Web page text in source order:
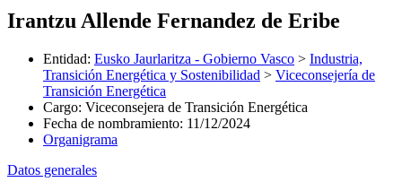
Irantzu Allende Fernandez de Eribe
Entidad: Eusko Jaurlaritza - Gobierno Vasco > Industria,
Transición Energética y Sostenibilidad > Viceconsejería de
Transición Energética
Cargo: Viceconsejera de Transición Energética
Fecha de nombramiento: 11/12/2024
Organigrama
Datos generales